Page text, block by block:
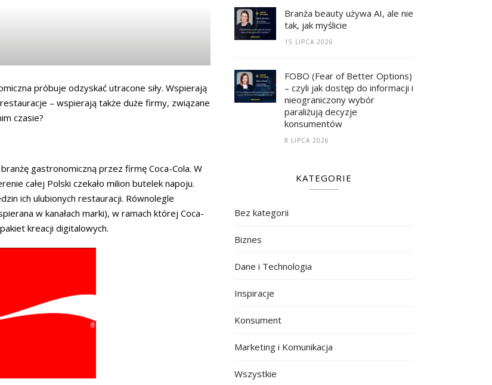
próbuje odzyskać utracone siły. Wspierają
– wspierają także duże firmy, związane
czasie?
gastronomiczną przez firmę Coca-Cola. W
całej Polski czekało milion butelek napoju.
ich ulubionych restauracji. Równolegle
w kanałach marki), w ramach której Coca-
kreacji digitalowych.
Branża beauty używa AI, ale nie
tak, jak myślicie
15 LIPCA 2026
FOBO (Fear of Better Options)
– czyli jak dostęp do informacji i
nieograniczony wybór
paraliżują decyzje
konsumentów
8 LIPCA 2026
KATEGORIE
Bez kategorii
Biznes
Dane i Technologia
Inspiracje
Konsument
Marketing i Komunikacja
Wszystkie